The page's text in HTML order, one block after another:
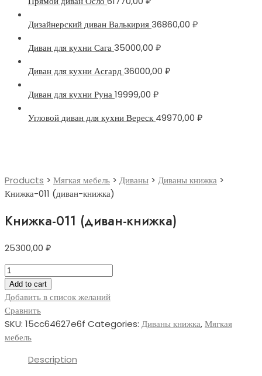
Дизайнерский диван Валькирия36860,00 ₽
Диван для кухни Сага35000,00 ₽
Диван для кухни Асгард36000,00 ₽
Диван для кухни Руна19999,00 ₽
Угловой диван для кухни Вереск 49970,00 ₽
Products > Мягкая мебель > Диваны > Диваны книжка >
Книжка-011 (диван-книжка)
Книжка-011 (диван-книжка)
25300,00 ₽
Книжка-011
(диван-
книжка)
quantity
Add to cart
Добавить в список желаний
Сравнить
SKU: 15cc64627e6f Categories: Диваны книжка,Мягкая
мебель
Description